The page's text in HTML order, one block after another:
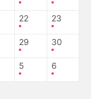
22 23
29 30
5 6